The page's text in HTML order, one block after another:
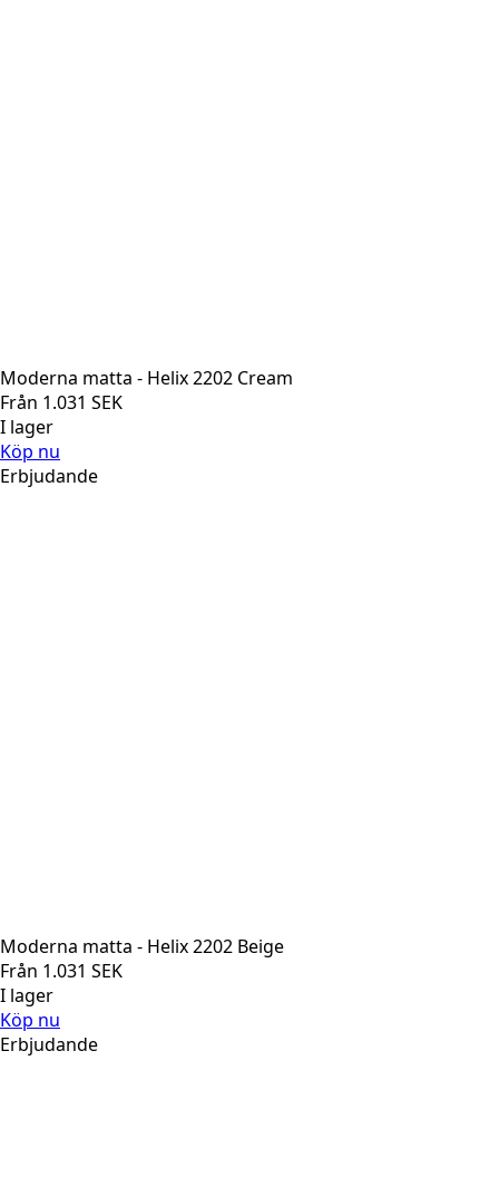
Moderna matta - Helix 2202 Cream
Från 1.031 SEK
I lager
Köp nu
Erbjudande
Moderna matta - Helix 2202 Beige
Från 1.031 SEK
I lager
Köp nu
Erbjudande